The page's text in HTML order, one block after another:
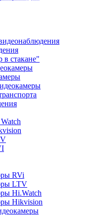
стакане"
RVi
LTV
Hi.Watch
Hikvision